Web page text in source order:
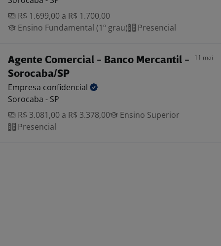
R$ 1.699,00 a R$ 1.700,00
Ensino Fundamental (1º grau)
Presencial
Agente Comercial - Banco Mercantil -
Sorocaba/SP
11 mai
Empresa confidencial
Sorocaba - SP
R$ 3.081,00 a R$ 3.378,00
Ensino Superior
Presencial